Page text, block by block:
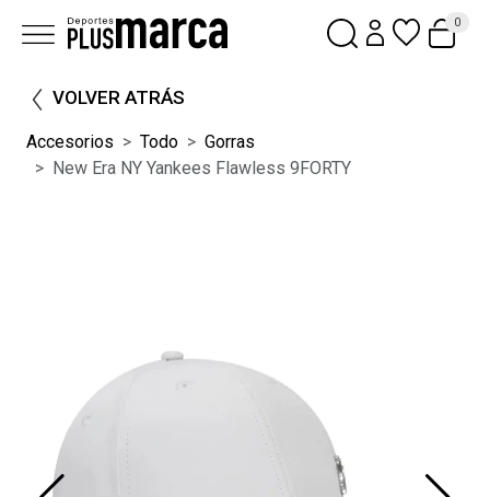
0
VOLVER ATRÁS
Accesorios Todo
Gorras
New Era NY Yankees Flawless 9FORTY